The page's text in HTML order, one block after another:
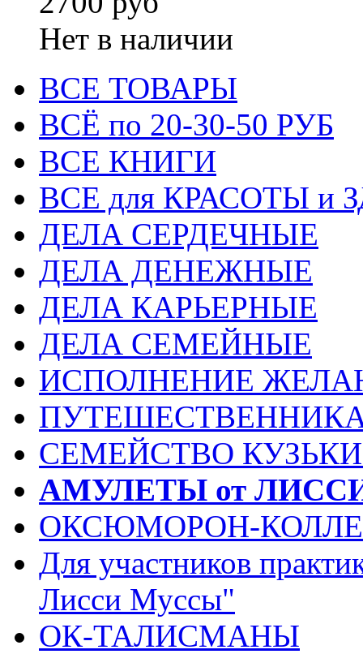
Нет в наличии
ВСЕ ТОВАРЫ
ВСЁ по 20-30-50 РУБ
ВСЕ КНИГИ
ВСЕ для КРАСОТЫ и
ДЕЛА СЕРДЕЧНЫЕ
ДЕЛА ДЕНЕЖНЫЕ
ДЕЛА КАРЬЕРНЫЕ
ДЕЛА СЕМЕЙНЫЕ
ИСПОЛНЕНИЕ
СЕМЕЙСТВО
АМУЛЕТЫ от
ОКСЮМОРОН-
Для участников
Лисси Муссы"
ОК-ТАЛИСМАНЫ